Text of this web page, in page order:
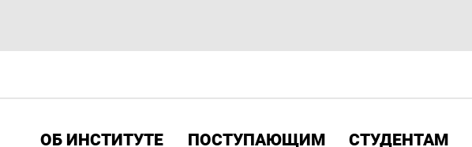
ОБ ИНСТИТУТЕ ПОСТУПАЮЩИМ СТУДЕНТАМ